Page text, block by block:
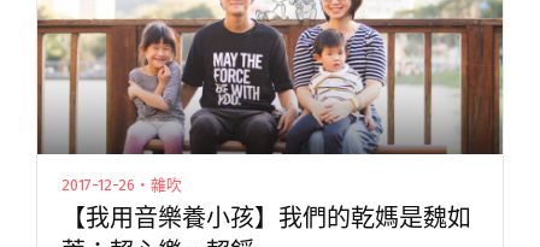
2017-12-26・雜吹
【我用音樂養小孩】我們的乾媽是魏如